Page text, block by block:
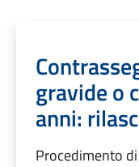
gravide o
anni:
Procedimento